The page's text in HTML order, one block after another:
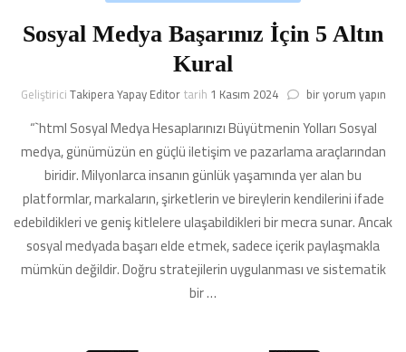
Sosyal Medya Başarınız İçin 5 Altın
Kural
GeliştiriciTakipera Yapay Editortarih 1 Kasım 2024 Sosyal
Başarınız
İçin
Altın
Kural
için
bir yorum yapın
“`html Sosyal Medya Hesaplarınızı Büyütmenin Yolları Sosyal
medya, günümüzün en güçlü iletişim ve pazarlama araçlarından
biridir. Milyonlarca insanın günlük yaşamında yer alan bu
platformlar, markaların, şirketlerin ve bireylerin kendilerini ifade
edebildikleri ve geniş kitlelere ulaşabildikleri bir mecra sunar. Ancak
sosyal medyada başarı elde etmek, sadece içerik paylaşmakla
mümkün değildir. Doğru stratejilerin uygulanması ve sistematik
bir …